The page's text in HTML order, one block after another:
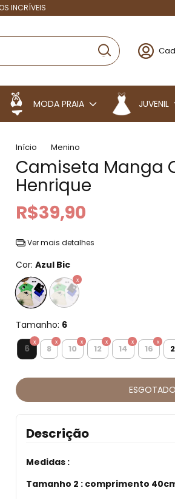
NO SEU BOLSO
MODA PRAIA JUVENIL
Início Menino
Camiseta Manga
Henrique
R$39,90
Ver mais detalhes
Cor: Azul Bic
Tamanho: 6
6 8 10 12 14 16 2
Descrição
Medidas :
Tamanho 2 : comprimento